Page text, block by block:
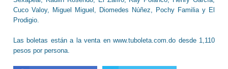
Cuco Valoy, Miguel Miguel, Diomedes Núñez, Pochy Familia y El
Prodigio.
Las boletas están a la venta en www.tuboleta.com.do desde 1,110
pesos por persona.